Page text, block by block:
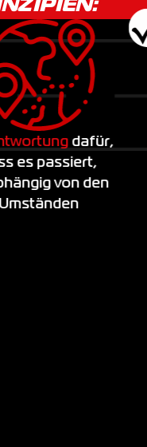
dafür,
es passiert,
von den
Umständen